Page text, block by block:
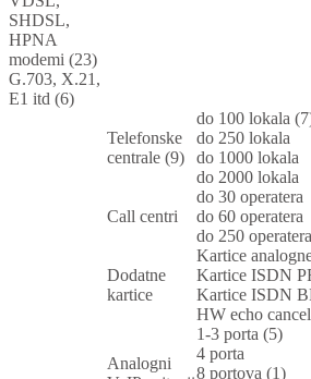
SHDSL,
HPNA
modemi (23)
G.703, X.21,
E1 itd (6)
Telefonske
centrale (9)
do 100 lokala
do 250 lokala
do 1000 lokala
do 2000 lokala
Call centri
do 30 operatera
do 60 operatera
do 250 operatera
Dodatne
kartice
Kartice
Kartice ISDN
Kartice ISDN
HW echo
Analogni
1-3 porta (5)
4 porta
8 portova (1)